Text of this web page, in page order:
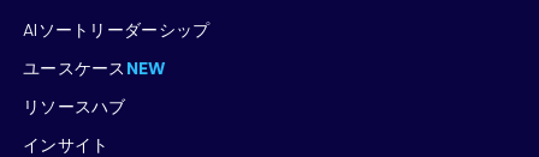
AIソートリーダーシップ
ユースケース NEW
リソースハブ
インサイト